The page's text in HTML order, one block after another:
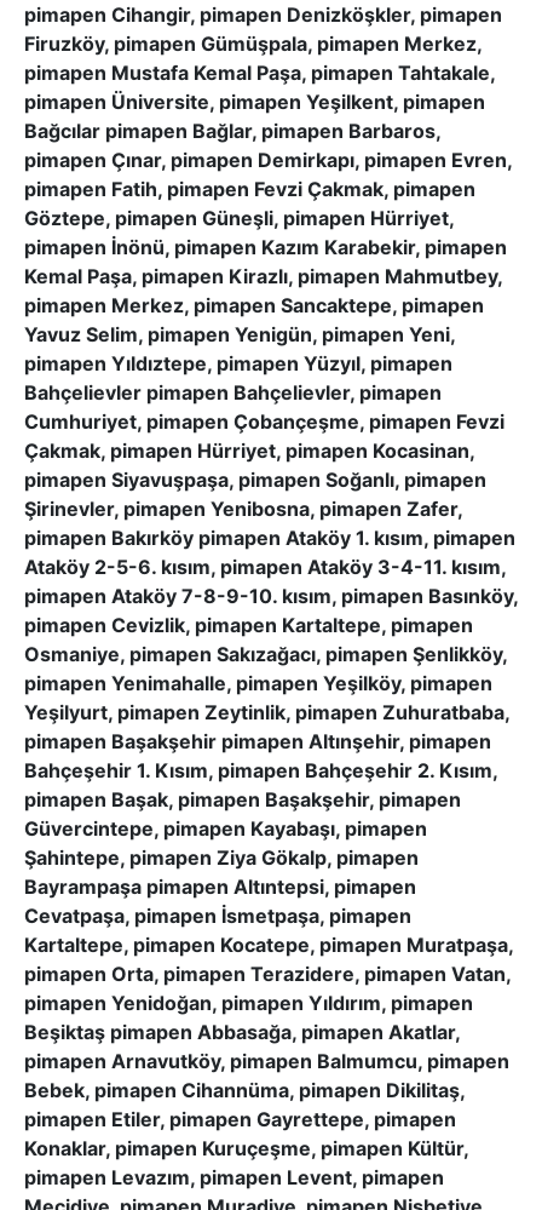
pimapen Cihangir, pimapen Denizköşkler, pimapen
Firuzköy, pimapen Gümüşpala, pimapen Merkez,
pimapen Mustafa Kemal Paşa, pimapen Tahtakale,
pimapen Üniversite, pimapen Yeşilkent, pimapen
Bağcılar pimapen Bağlar, pimapen Barbaros,
pimapen Çınar, pimapen Demirkapı, pimapen Evren,
pimapen Fatih, pimapen Fevzi Çakmak, pimapen
Göztepe, pimapen Güneşli, pimapen Hürriyet,
pimapen İnönü, pimapen Kazım Karabekir, pimapen
Kemal Paşa, pimapen Kirazlı, pimapen Mahmutbey,
pimapen Merkez, pimapen Sancaktepe, pimapen
Yavuz Selim, pimapen Yenigün, pimapen Yeni,
pimapen Yıldıztepe, pimapen Yüzyıl, pimapen
Bahçelievler pimapen Bahçelievler, pimapen
Cumhuriyet, pimapen Çobançeşme, pimapen Fevzi
Çakmak, pimapen Hürriyet, pimapen Kocasinan,
pimapen Siyavuşpaşa, pimapen Soğanlı, pimapen
Şirinevler, pimapen Yenibosna, pimapen Zafer,
pimapen Bakırköy pimapen Ataköy 1. kısım, pimapen
Ataköy 2-5-6. kısım, pimapen Ataköy 3-4-11. kısım,
pimapen Ataköy 7-8-9-10. kısım, pimapen Basınköy,
pimapen Cevizlik, pimapen Kartaltepe, pimapen
Osmaniye, pimapen Sakızağacı, pimapen Şenlikköy,
pimapen Yenimahalle, pimapen Yeşilköy, pimapen
Yeşilyurt, pimapen Zeytinlik, pimapen Zuhuratbaba,
pimapen Başakşehir pimapen Altınşehir, pimapen
Bahçeşehir 1. Kısım, pimapen Bahçeşehir 2. Kısım,
pimapen Başak, pimapen Başakşehir, pimapen
Güvercintepe, pimapen Kayabaşı, pimapen
Şahintepe, pimapen Ziya Gökalp, pimapen
Bayrampaşa pimapen Altıntepsi, pimapen
Cevatpaşa, pimapen İsmetpaşa, pimapen
Kartaltepe, pimapen Kocatepe, pimapen Muratpaşa,
pimapen Orta, pimapen Terazidere, pimapen Vatan,
pimapen Yenidoğan, pimapen Yıldırım, pimapen
Beşiktaş pimapen Abbasağa, pimapen Akatlar,
pimapen Arnavutköy, pimapen Balmumcu, pimapen
Bebek, pimapen Cihannüma, pimapen Dikilitaş,
pimapen Etiler, pimapen Gayrettepe, pimapen
Konaklar, pimapen Kuruçeşme, pimapen Kültür,
pimapen Levazım, pimapen Levent, pimapen